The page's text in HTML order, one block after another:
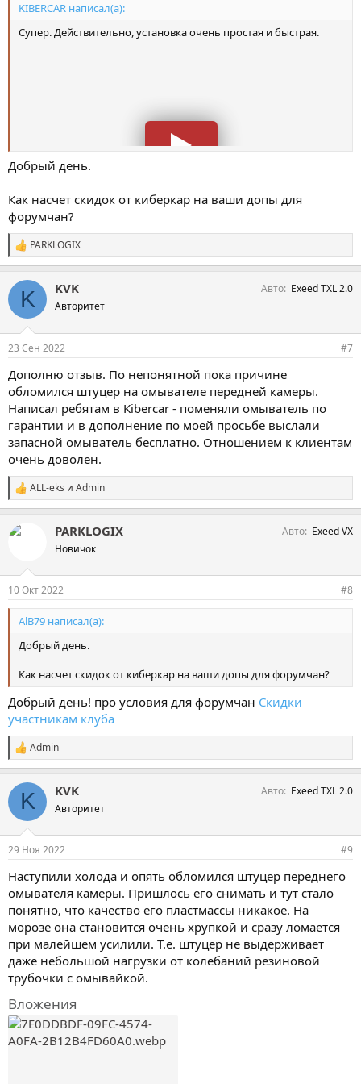
KIBERCAR написал(а):
Супер. Действительно, установка очень простая и быстрая.
Добрый день.
Как насчет скидок от киберкар на ваши допы для
форумчан?
С
и
п
т
:
PARKLOGIX
K KVK
Авторитет
Авто Exeed TXL 2.0
23 Сен 2022 #7
Дополню отзыв. По непонятной пока причине
обломился штуцер на омывателе передней камеры.
Написал ребятам в Kibercar - поменяли омыватель по
гарантии и в дополнение по моей просьбе выслали
запасной омыватель бесплатно. Отношением к клиентам
очень доволен.
С
и
п
:
ALL-eks и Admin
PARKLOGIX
Новичок
Авто Exeed VX
10 Окт 2022 #8
AlB79 написал(а):
Добрый день.
Как насчет скидок от киберкар на ваши допы для форумчан?
Добрый день! про условия для форумчан Скидки
участникам клуба
С
и
п
т
:
Admin
K KVK
Авторитет
Авто Exeed TXL 2.0
29 Ноя 2022 #9
Наступили холода и опять обломился штуцер переднего
омывателя камеры. Пришлось его снимать и тут стало
понятно, что качество его пластмассы никакое. На
морозе она становится очень хрупкой и сразу ломается
при малейшем усилили. Т.е. штуцер не выдерживает
даже небольшой нагрузки от колебаний резиновой
трубочки с омывайкой.
Вложения